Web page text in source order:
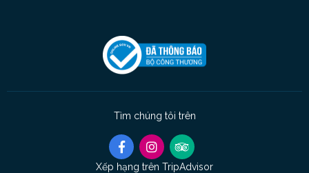
Tìm chúng tôi trên
Xếp hạng trên TripAdvisor